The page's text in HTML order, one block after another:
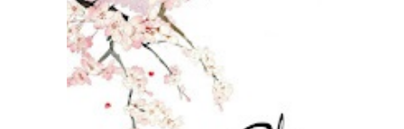
Truyện Mới Ra
Hoàn Thành